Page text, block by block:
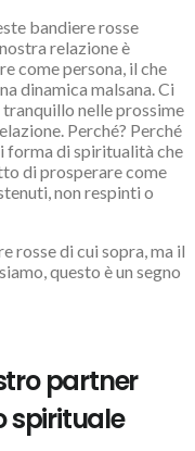
bandiere rosse
relazione è
come persona, il che
dinamica malsana. Ci
nelle prossime
Perché? Perché
forma di spiritualità che
di prosperare come
non respinti o
rosse di cui sopra, ma il
questo è un segno
partner
spirituale